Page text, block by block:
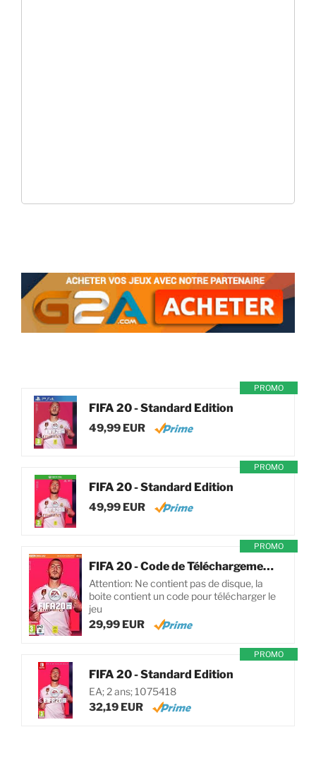
PROMO
FIFA 20 - Standard Edition
49,99 EUR
PROMO
FIFA 20 - Standard Edition
49,99 EUR
PROMO
FIFA 20 - Code de Téléchargement pour PC
Attention: Ne contient pas de disque, la
boite contient un code pour télécharger le
jeu
29,99 EUR
PROMO
FIFA 20 - Standard Edition
EA; 2 ans; 1075418
32,19 EUR